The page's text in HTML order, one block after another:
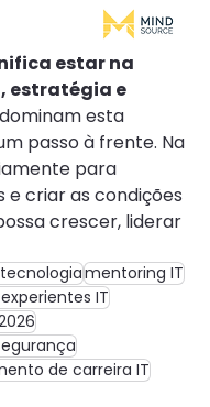
estar na
estratégia e
esta
passo à frente. Na
para
criar as condições
crescer, liderar
mentoring IT
IT
de carreira IT